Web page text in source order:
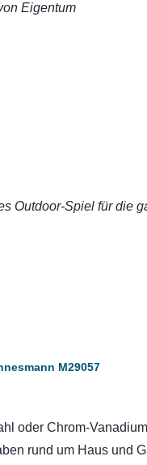
Eigentum
Outdoor-Spiel für die
M29057
oder Chrom-
rund um Haus und